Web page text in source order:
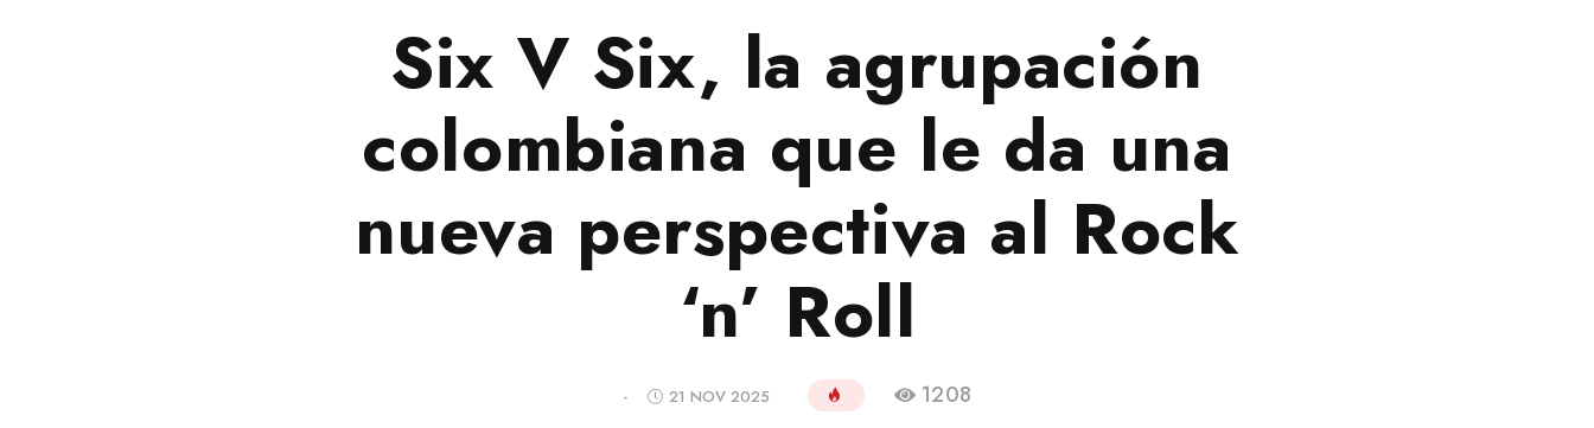
Six V Six, la agrupación
colombiana que le da una
nueva perspectiva al Rock
‘n’ Roll
- 21 NOV 2025 1208